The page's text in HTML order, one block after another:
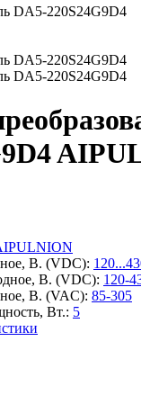
В. (VDC):
В. (VDC): 120-
В. (VAC): 85-305
Вт.: 5